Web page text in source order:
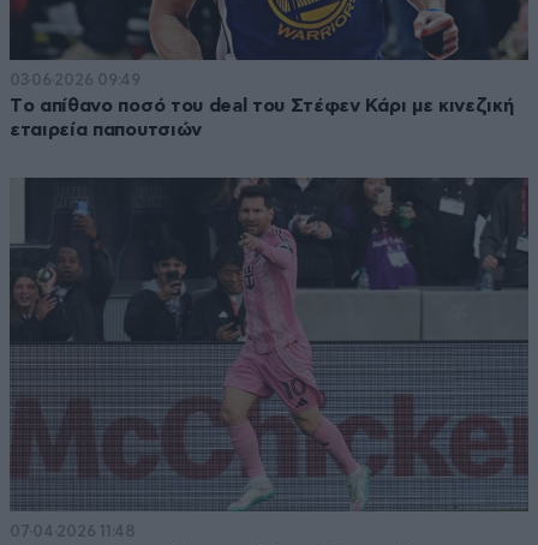
03·06·2026 09:49
Tο απίθανο ποσό του deal του Στέφεν Κάρι με κινεζική
εταιρεία παπουτσιών
07·04·2026 11:48